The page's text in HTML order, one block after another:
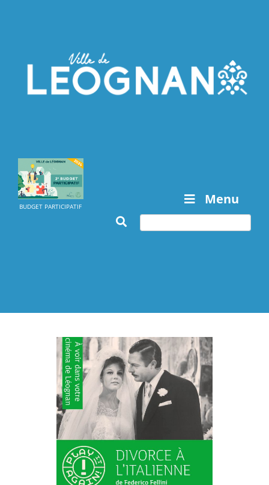
BUDGET PARTICIPATIF Menu